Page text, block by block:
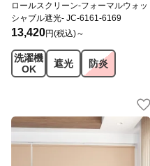
ロールスクリーン-フォーマルウォッ
シャブル遮光- JC-6161-6169
13,420円(税込)～
洗濯機
OK
遮光 防炎